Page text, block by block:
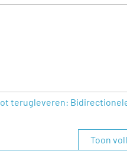
terugleveren:
Toon